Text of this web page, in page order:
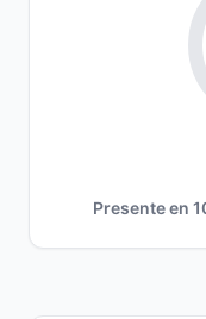
Presente en